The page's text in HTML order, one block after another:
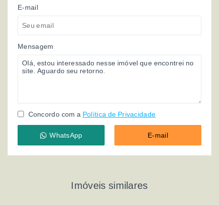
E-mail
Mensagem
Concordo com a Política de Privacidade
WhatsApp E-mail
Imóveis similares